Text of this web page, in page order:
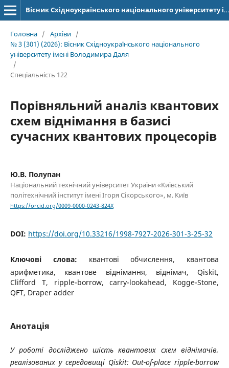
Вісник Східноукраїнського національного університету імені Володимира Даля
Головна / Архіви /
№ 3 (301) (2026): Вісник Східноукраїнського національного
університету імені Володимира Даля
/
Спеціальність 122
Порівняльний аналіз квантових
схем віднімання в базисі
сучасних квантових процесорів
Ю.В. Полупан
Національний технічний університет України «Київський
політехнічний інститут імені Ігоря Сікорського», м. Київ
https://orcid.org/0009-0000-0243-824X
DOI: https://doi.org/10.33216/1998-7927-2026-301-3-25-32
Ключові слова: квантові обчислення, квантова
арифметика, квантове віднімання, віднімач, Qiskit,
Clifford T, ripple-borrow, carry-lookahead, Kogge-Stone,
QFT, Draper adder
Анотація
У роботі досліджено шість квантових схем віднімачів,
реалізованих у середовищі Qiskit: Оut-of-place ripple-borrow